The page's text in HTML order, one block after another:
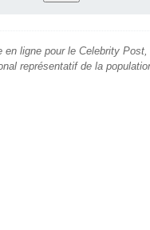
en ligne pour le Celebrity
représentatif de la